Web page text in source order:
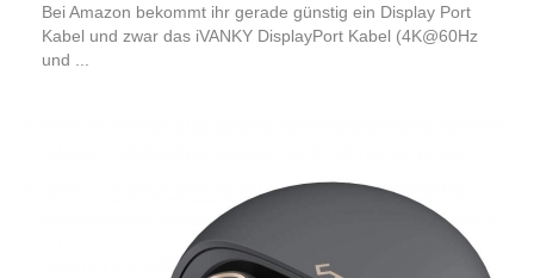
Bei Amazon bekommt ihr gerade günstig ein Display Port
Kabel und zwar das iVANKY DisplayPort Kabel (4K@60Hz
und ...